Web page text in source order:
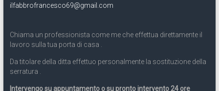
ilfabbrofrancesco69@gmail.com
Chiama un professionista come me che effettua direttamente il
lavoro sulla tua porta di casa .
Da titolare della ditta effettuo personalmente la sostituzione della
serratura .
Intervengo su appuntamento o su pronto intervento 24 ore